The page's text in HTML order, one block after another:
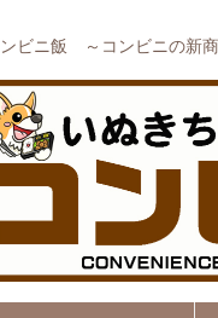
ビニ飯 ～コンビニの新